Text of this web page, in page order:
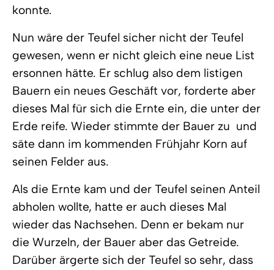
konnte.
Nun wäre der Teufel sicher nicht der Teufel
gewesen, wenn er nicht gleich eine neue List
ersonnen hätte. Er schlug also dem listigen
Bauern ein neues Geschäft vor, forderte aber
dieses Mal für sich die Ernte ein, die unter der
Erde reife. Wieder stimmte der Bauer zu  und
säte dann im kommenden Frühjahr Korn auf
seinen Felder aus.
Als die Ernte kam und der Teufel seinen Anteil
abholen wollte, hatte er auch dieses Mal
wieder das Nachsehen. Denn er bekam nur
die Wurzeln, der Bauer aber das Getreide.
Darüber ärgerte sich der Teufel so sehr, dass